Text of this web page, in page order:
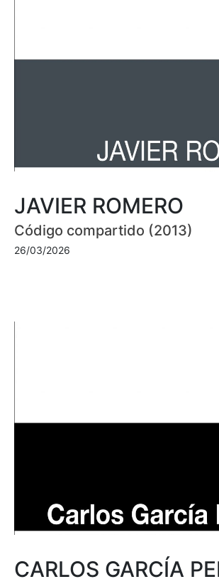
JAVIER ROMERO
Código compartido (2013)
26/03/2026
CARLOS GARCÍA